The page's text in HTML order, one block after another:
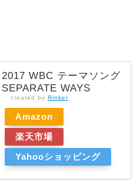
2017 WBC テーマソング
SEPARATE WAYS
created by Rinker
Amazon
楽天市場
Yahooショッピング